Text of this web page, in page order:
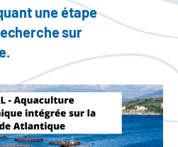
une étape
sur